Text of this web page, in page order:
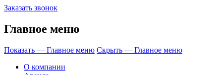
Заказать звонок
Главное меню
Показать — Главное меню Скрыть — Главное меню
О компании